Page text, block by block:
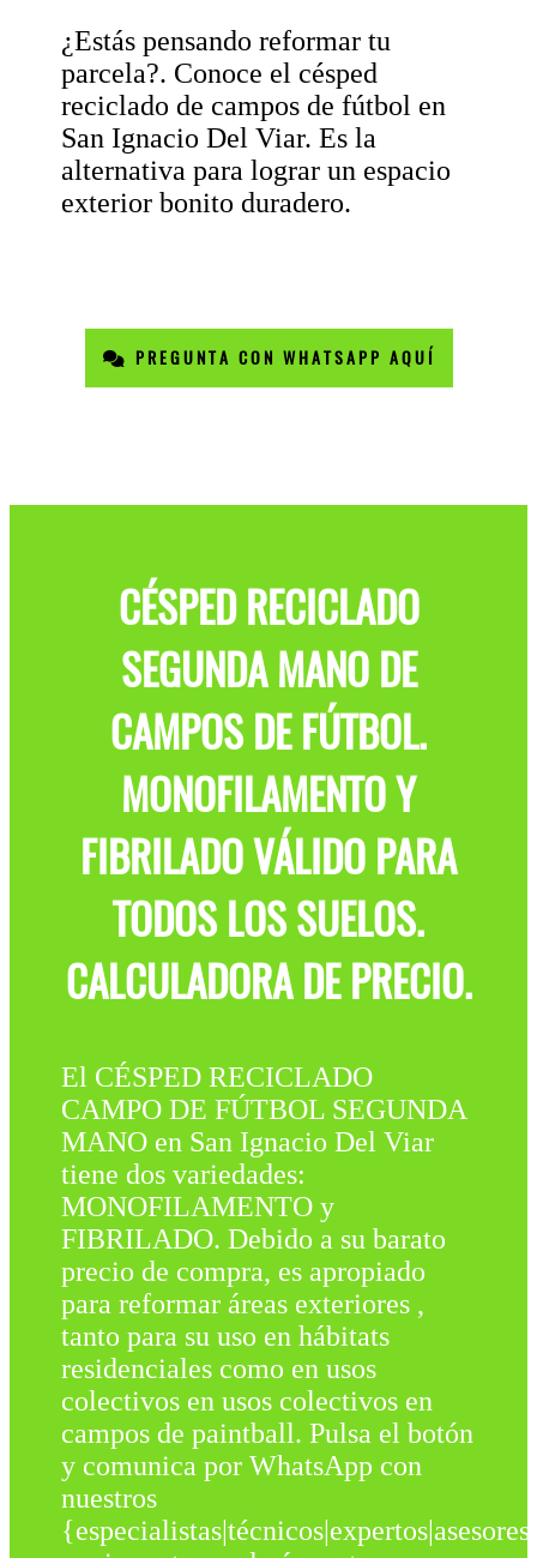
¿Estás pensando reformar tu
parcela?. Conoce el césped
reciclado de campos de fútbol en
San Ignacio Del Viar. Es la
alternativa para lograr un espacio
exterior bonito duradero.
PREGUNTA CON WHATSAPP AQUÍ
CÉSPED RECICLADO
SEGUNDA MANO DE
CAMPOS DE FÚTBOL.
MONOFILAMENTO Y
FIBRILADO VÁLIDO PARA
TODOS LOS SUELOS.
CALCULADORA DE PRECIO.
El CÉSPED RECICLADO
CAMPO DE FÚTBOL SEGUNDA
MANO en San Ignacio Del Viar
tiene dos variedades:
MONOFILAMENTO y
FIBRILADO. Debido a su barato
precio de compra, es apropiado
para reformar áreas exteriores ,
tanto para su uso en hábitats
residenciales como en usos
colectivos en usos colectivos en
campos de paintball. Pulsa el botón
y comunica por WhatsApp con
nuestros
{especialistas|técnicos|expertos|asesores